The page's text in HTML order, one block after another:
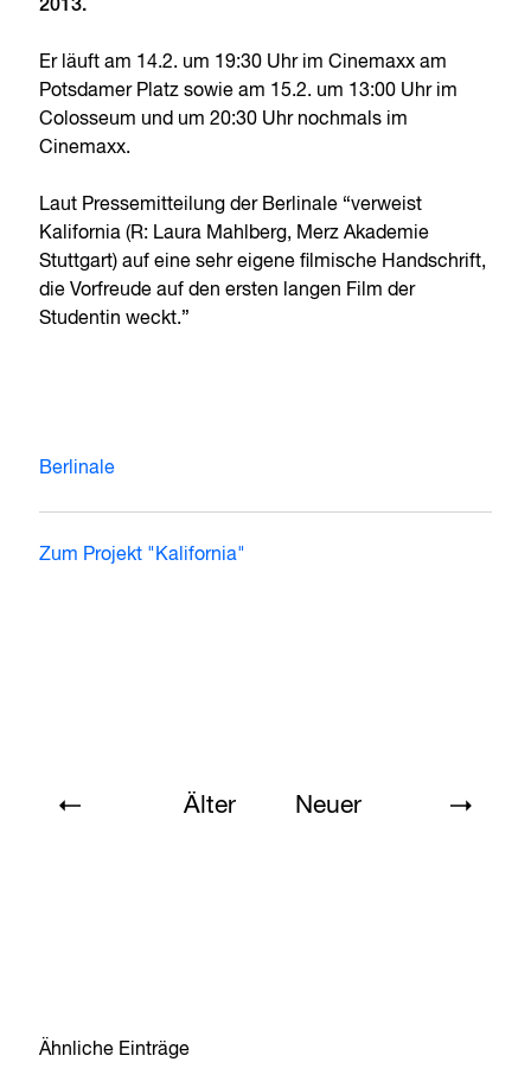
2013.
Er läuft am 14.2. um 19:30 Uhr im Cinemaxx am
Potsdamer Platz sowie am 15.2. um 13:00 Uhr im
Colosseum und um 20:30 Uhr nochmals im
Cinemaxx.
Laut Pressemitteilung der Berlinale “verweist
Kalifornia (R: Laura Mahlberg, Merz Akademie
Stuttgart) auf eine sehr eigene filmische Handschrift,
die Vorfreude auf den ersten langen Film der
Studentin weckt.”
Berlinale
Zum Projekt "Kalifornia"
Älter Neuer
Ähnliche Einträge